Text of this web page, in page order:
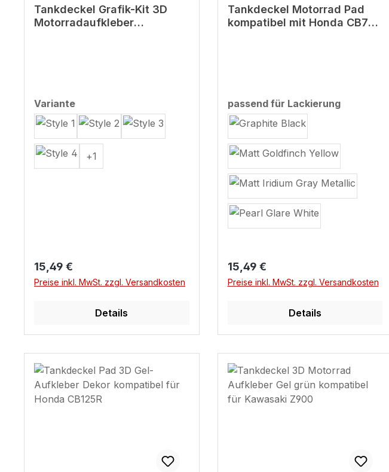
Tankdeckel Grafik-Kit 3D
Motorradaufkleber
Varianteauswählen
+1
Regulärer Preis:
15,49 €
Preise inkl. MwSt. zzgl. Versandkosten
Details
Tankdeckel Motorrad Pad
kompatibel mit Honda CB750
passend für Lackierungauswählen
Regulärer Preis:
15,49 €
Preise inkl. MwSt. zzgl. Versandkosten
Details